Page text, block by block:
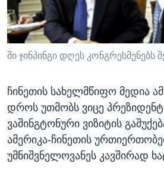
ᲡᲢᲣᲓᲘᲐ ᲕᲐᲨᲘᲜᲒᲢᲝᲜᲘ
ᲔᲙᲝᲜᲝᲛᲘᲙᲐ
ᲯᲐᲜᲛᲠᲗᲔᲚᲝᲑᲐ
ᲛᲔᲪᲜᲘᲔᲠᲔᲑᲐ
ᲙᲣᲚᲢᲣᲠᲐ
ᲒᲐᲚᲘᲚᲔᲝ
ᲓᲔᲖᲘᲜᲤᲝᲠᲛᲐᲪᲘᲐ
Learning English
ᲗᲕᲐᲚᲘ ᲒᲕᲐᲓᲔᲕᲜᲔᲗ
ენები
ში ჯინპინგი დღეს კონგრესმენებს
ჩინეთის სახელმწიფო მედია
დროს უთმობს ვიცე
ვაშინგტონური ვიზიტის
ამერიკა-ჩინეთის
უმნიშვნელოვანეს კავშირად